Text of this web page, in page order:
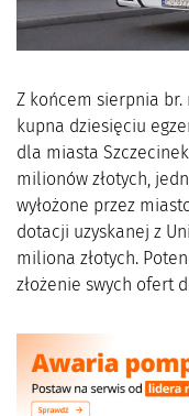
Z końcem sierpnia br.
kupna dziesięciu
dla miasta
milionów złotych,
wyłożone przez
dotacji uzyskanej z
miliona złotych.
złożenie swych ofert